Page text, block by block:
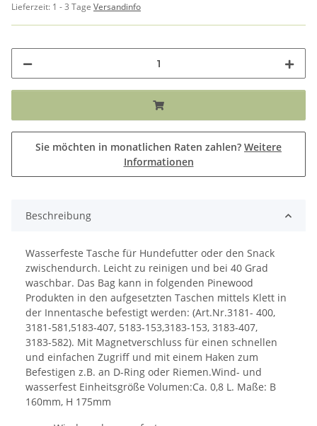
Lieferzeit: 1 - 3 Tage Versandinfo
Sie möchten in monatlichen Raten zahlen? Weitere
Informationen
Beschreibung
Wasserfeste Tasche für Hundefutter oder den Snack
zwischendurch. Leicht zu reinigen und bei 40 Grad
waschbar. Das Bag kann in folgenden Pinewood
Produkten in den aufgesetzten Taschen mittels Klett in
der Innentasche befestigt werden: (Art.Nr.3181- 400,
3181-581,5183-407, 5183-153,3183-153, 3183-407,
3183-582). Mit Magnetverschluss für einen schnellen
und einfachen Zugriff und mit einem Haken zum
Befestigen z.B. an D-Ring oder Riemen.Wind- und
wasserfest Einheitsgröße Volumen:Ca. 0,8 L. Maße: B
160mm, H 175mm